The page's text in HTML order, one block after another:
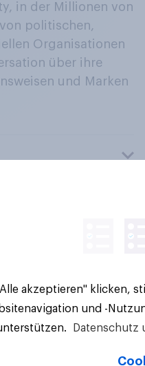
in der Millionen von
politischen,
Organisationen
über ihre
und Marken
Rechte vorbehalten.
akzeptieren" klicken,
und -
Datenschutz